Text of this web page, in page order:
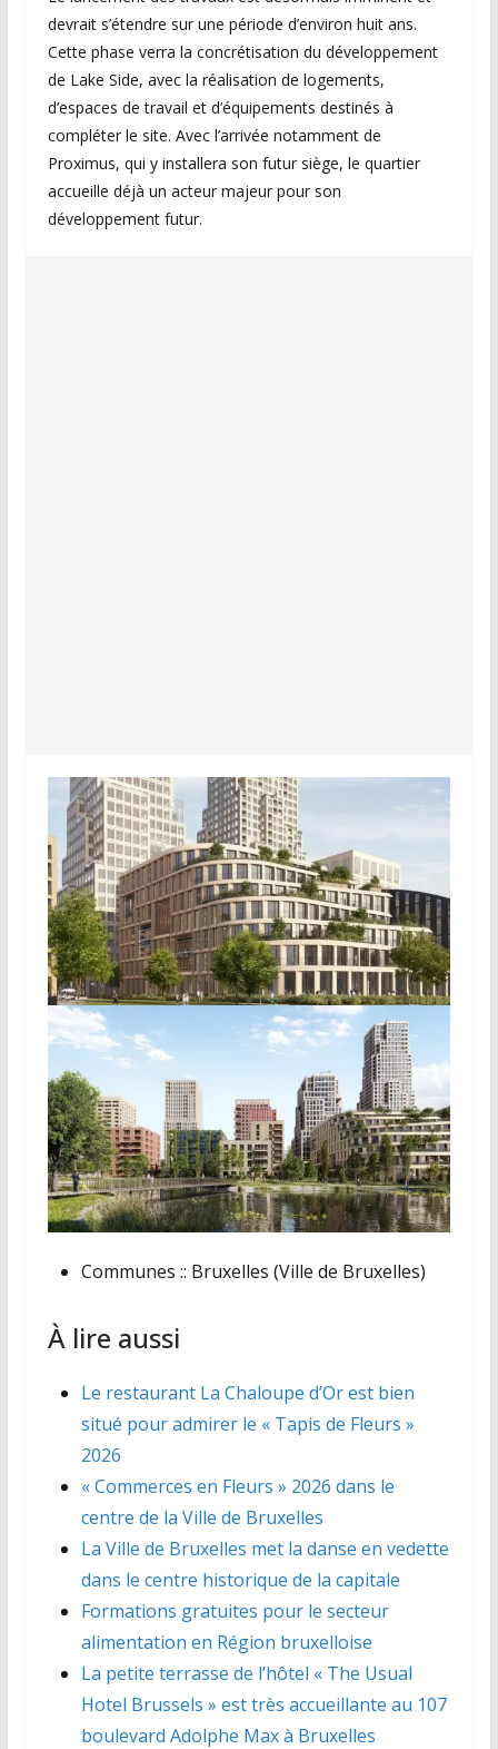
devrait s’étendre sur une période d’environ huit ans.
Cette phase verra la concrétisation du développement
de Lake Side, avec la réalisation de logements,
d’espaces de travail et d’équipements destinés à
compléter le site. Avec l’arrivée notamment de
Proximus, qui y installera son futur siège, le quartier
accueille déjà un acteur majeur pour son
développement futur.
Communes :: Bruxelles (Ville de Bruxelles)
À lire aussi
Le restaurant La Chaloupe d’Or est bien
situé pour admirer le « Tapis de Fleurs »
2026
« Commerces en Fleurs » 2026 dans le
centre de la Ville de Bruxelles
La Ville de Bruxelles met la danse en vedette
dans le centre historique de la capitale
Formations gratuites pour le secteur
alimentation en Région bruxelloise
La petite terrasse de l’hôtel « The Usual
Hotel Brussels » est très accueillante au 107
boulevard Adolphe Max à Bruxelles